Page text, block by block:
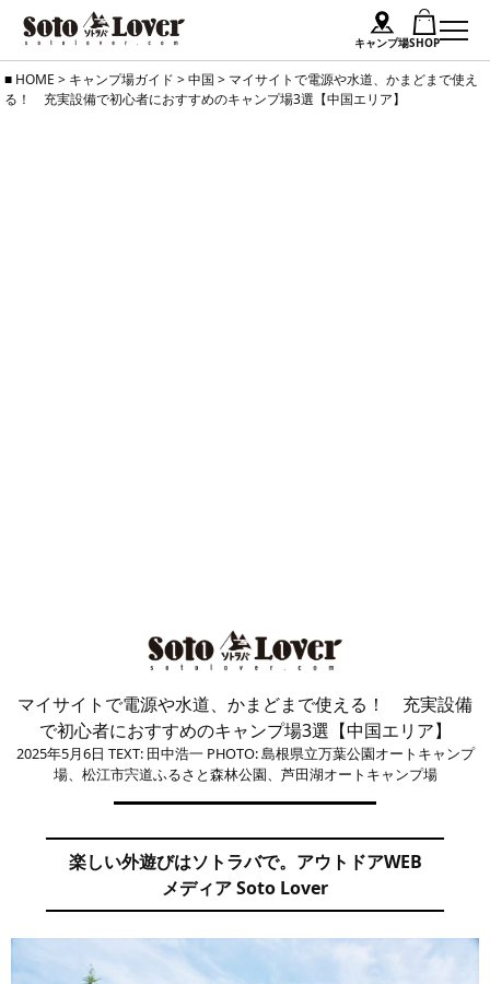
キャンプ場SHOP
Skip
to
HOME > キャンプ場ガイド >中国 > マイサイトで電源や水道、かまどまで使え
る！ 充実設備で初心者におすすめのキャンプ場3選【中国エリア】
マイサイトで電源や水道、かまどまで使える！ 充実設備
で初心者におすすめのキャンプ場3選【中国エリア】
2025年5月6日 TEXT: 田中浩一 PHOTO: 島根県立万葉公園オートキャンプ
場、松江市宍道ふるさと森林公園、芦田湖オートキャンプ場
楽しい外遊びはソトラバで。アウトドアWEB
メディア Soto Lover